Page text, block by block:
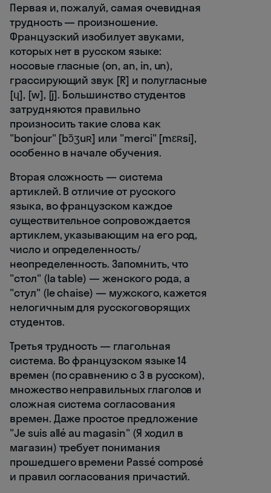
Первая и, пожалуй, самая очевидная
трудность — произношение.
Французский изобилует звуками,
которых нет в русском языке:
носовые гласные (on, an, in, un),
грассирующий звук [R] и полугласные
[ɥ], [w], [j]. Большинство студентов
затрудняются правильно
произносить такие слова как
"bonjour" [bɔ̃ʒuʀ] или "merci" [mɛʀsi],
особенно в начале обучения.
Вторая сложность — система
артиклей. В отличие от русского
языка, во французском каждое
существительное сопровождается
артиклем, указывающим на его род,
число и определенность/
неопределенность. Запомнить, что
"стол" (la table) — женского рода, а
"стул" (le chaise) — мужского, кажется
нелогичным для русскоговорящих
студентов.
Третья трудность — глагольная
система. Во французском языке 14
времен (по сравнению с 3 в русском),
множество неправильных глаголов и
сложная система согласования
времен. Даже простое предложение
"Je suis allé au magasin" (Я ходил в
магазин) требует понимания
прошедшего времени Passé composé
и правил согласования причастий.